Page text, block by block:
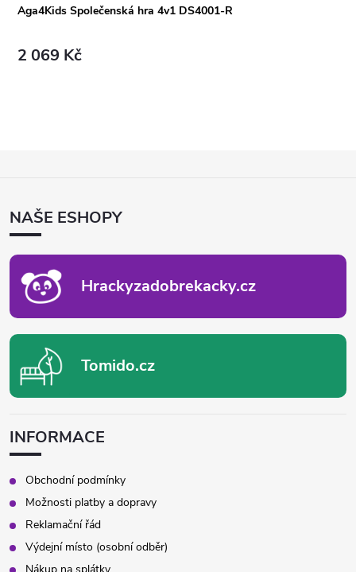
Aga4Kids Společenská hra 4v1 DS4001-R
2 069 Kč
ANAŠE ESHOPY
Hrackyzadobrekacky.cz
Tomido.cz
INFORMACE
Obchodní podmínky
Možnosti platby a dopravy
Reklamační řád
Výdejní místo (osobní odběr)